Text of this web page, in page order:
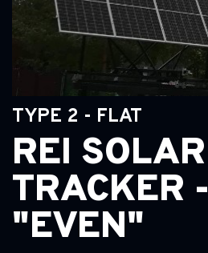
TYPE 2 - FLAT
REI SOLAR
TRACKER -
"EVEN"